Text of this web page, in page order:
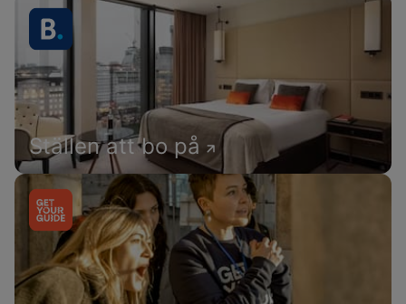
Ställen att bo på